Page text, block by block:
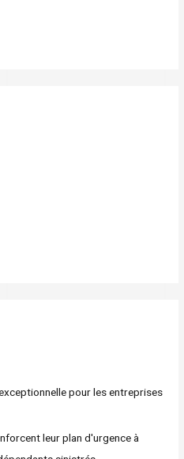
pour les entreprises
leur plan d'urgence à